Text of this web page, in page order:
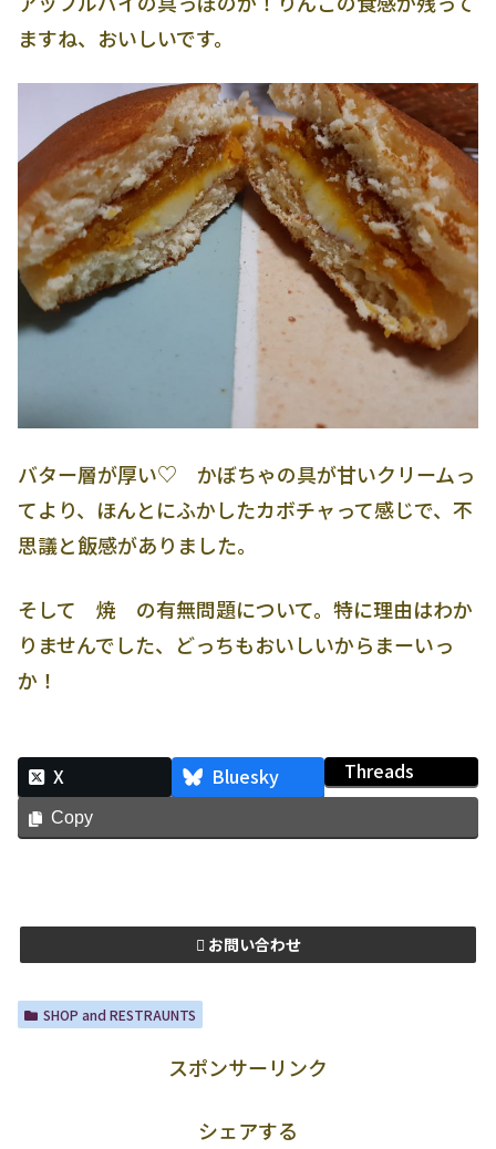
ますね、おいしいです。
バター層が厚い♡ かぼちゃの具が甘いクリームっ
てより、ほんとにふかしたカボチャって感じで、不
思議と飯感がありました。
そして 焼 の有無問題について。特に理由はわか
りませんでした、どっちもおいしいからまーいっ
か！
X Bluesky Threads
Copy
お問い合わせ
SHOP and RESTRAUNTS
スポンサーリンク
シェアする